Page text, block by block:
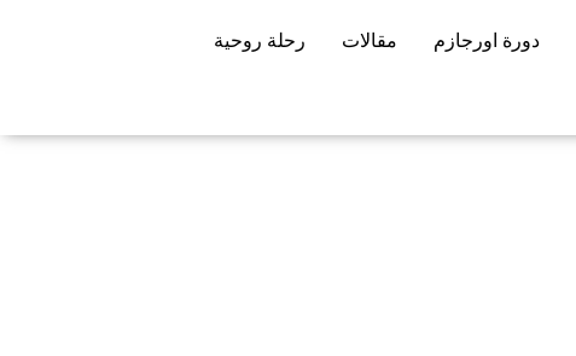
دورة اورجازم مقالات رحلة روحية